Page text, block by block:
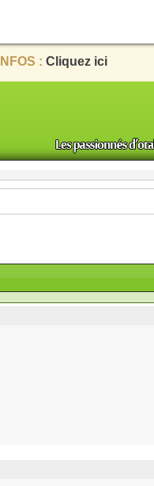
: Cliquez ici